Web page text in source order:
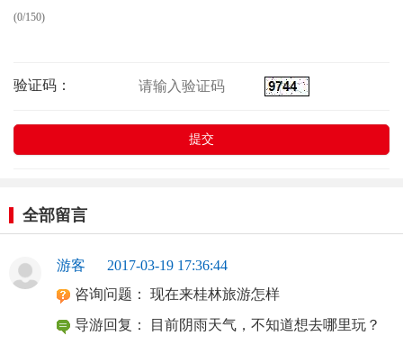
(0/150)
验证码：
全部留言
游客
2017-03-19 17:36:44
咨询问题：现在来桂林旅游怎样
导游回复：
目前阴雨天气，不知道想去哪里玩？